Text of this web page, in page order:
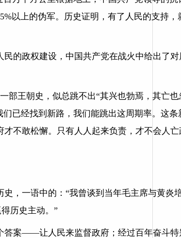
以上的伪军。历史证明，有了人民的支持，
的政权建设，中国共产党在战火中给出了对
部王朝史，似总跳不出“其兴也勃焉，其亡也
已经找到新路，我们能跳出这周期率。这条
不敢松懈。只有人人起来负责，才不会人亡
，一语中的：“我曾谈到当年毛主席与黄炎
历史主动。”
答案——让人民来监督政府；经过百年奋斗特